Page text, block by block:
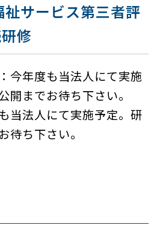
サービス第三者評
修
今年度も当法人にて実施
開までお待ち下さい。
当法人にて実施予定。研
待ち下さい。